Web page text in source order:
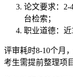
论文要求：2-
台检索；
职业道德：近
评审耗时8-10个月
考生需提前整理项